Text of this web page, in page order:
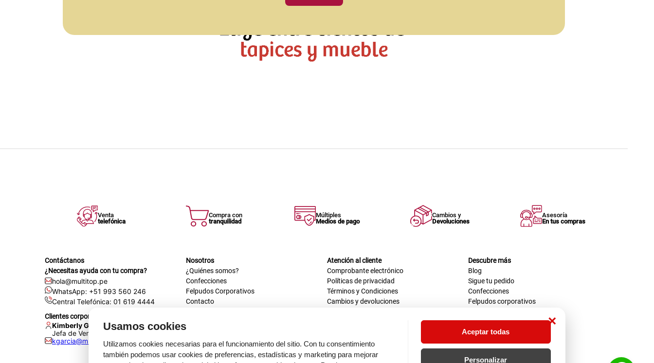
×
Usamos cookies
Utilizamos cookies necesarias para el funcionamiento del sitio. Con tu consentimiento
también podemos usar cookies de preferencias, estadísticas y marketing para mejorar
Aceptar todas
Personalizar
Venta
telefónica
Compra con
tranquilidad
Múltiples
Medios de pago
Cambios y
Devoluciones
Asesoría
En tus compras
Contáctanos
¿Necesitas ayuda con tu compra?
hola@multitop.pe
WhatsApp: +51 993 560 246
Central Telefónica: 01 619 4444
Clientes corporativos
Kimberly Garcia
Jefa de Ventas Empresas
kgarcia@multitop.pe
Nosotros
¿Quiénes somos?
Confecciones
Felpudos Corporativos
Contacto
Tienda física
Av. Iquitos 670 - 699, La Victoria
Atención al cliente
Comprobante electrónico
Políticas de privacidad
Términos y Condiciones
Cambios y devoluciones
Descubre más
Blog
Sigue tu pedido
Confecciones
Felpudos corporativos